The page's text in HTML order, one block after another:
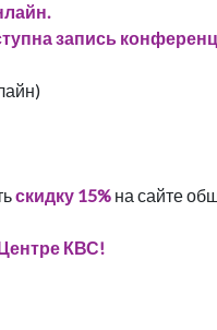
запись
скидку 15% на сайте
КВС!